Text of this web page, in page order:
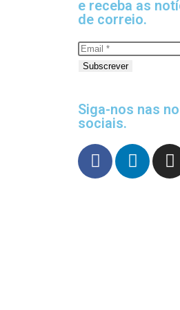
e receba as
de correio.
Subscrever
Siga-nos nas
sociais.